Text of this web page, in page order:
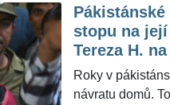
Michal Kotalík
první vztah na
se rodačka z
atraktivní dívka
Pákistánské
stopu na
Tereza H.
vypadá
modelka,
Roky v
návratu domů.